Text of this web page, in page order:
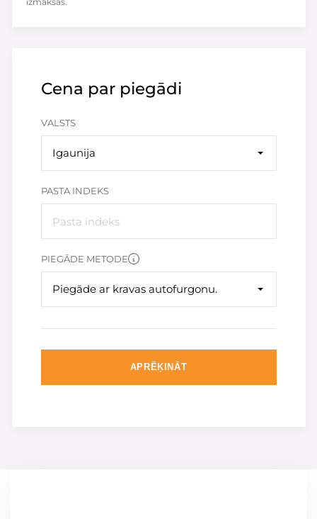
Cena par piegādi
VALSTS
Igaunija
PASTA INDEKS
PIEGĀDE METODE
Piegāde ar kravas autofurgonu.
APRĒĶINĀT